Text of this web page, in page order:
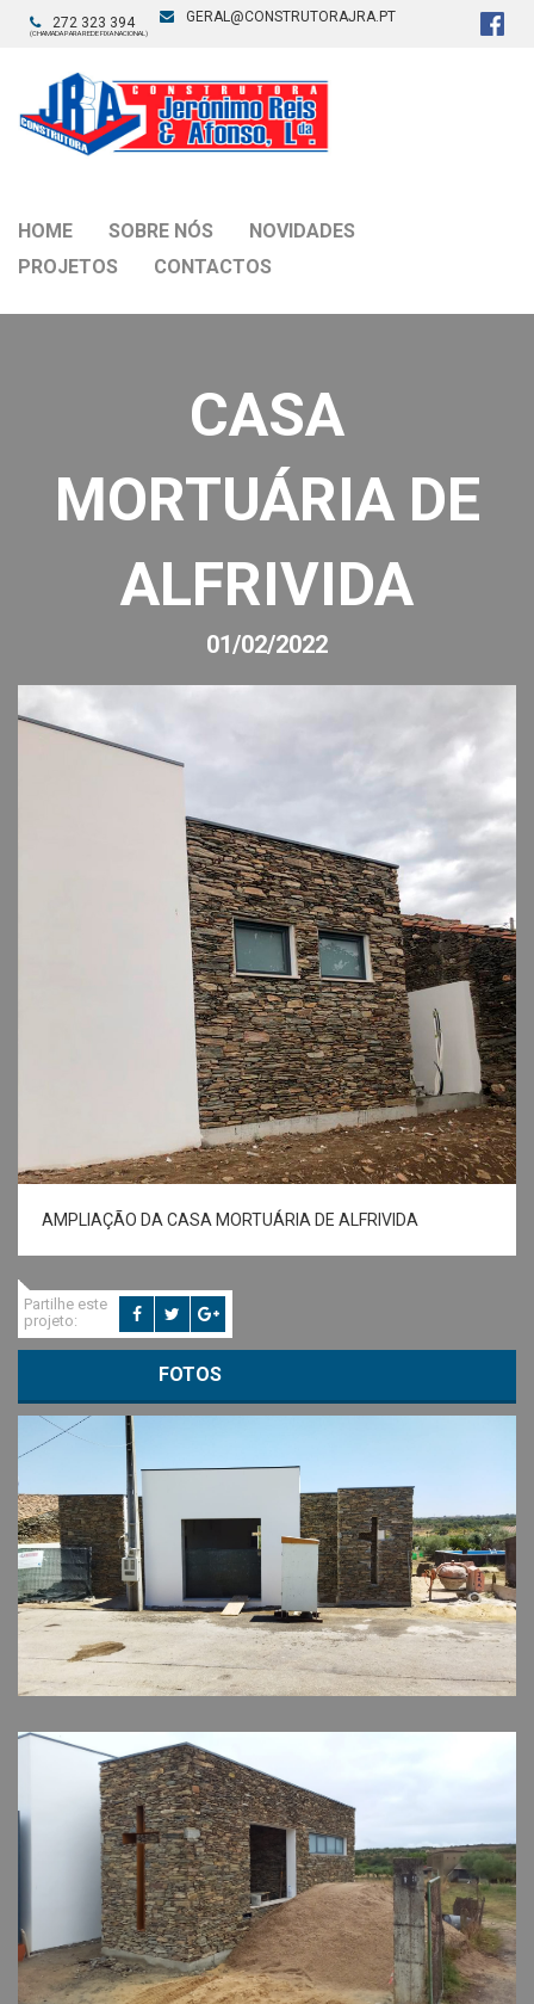
272 323 394
(CHAMADA PARA REDE FIXA NACIONAL)
GERAL@CONSTRUTORAJRA.PT
HOME SOBRE NÓS
NOVIDADES
PROJETOS
CONTACTOS
CASA
MORTUÁRIA DE
ALFRIVIDA
01/02/2022
AMPLIAÇÃO DA CASA MORTUÁRIA DE ALFRIVIDA
Partilhe este
projeto:
FOTOS